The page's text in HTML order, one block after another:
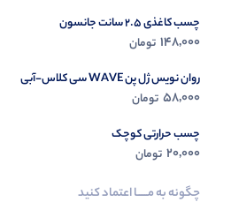
چسب کاغذی 2.5 سانت جانسون
148,000 تومان
روان نویس ژل پن WAVE سی کلاس-آبی
58,000 تومان
چسب حرارتی کوچک
20,000 تومان
چگونه به مــــــا اعتماد کنید